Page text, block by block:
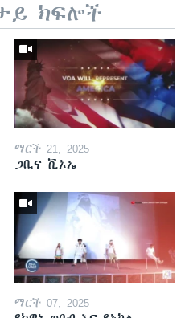
ክፍሎች
ማርች 21, 2025
ጋቢና ቪኦኤ
ማርች 07, 2025